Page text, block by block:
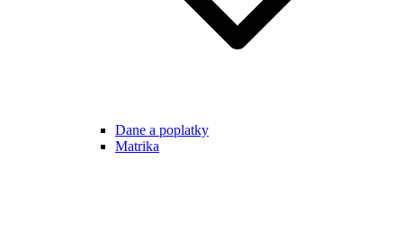
Dane a poplatky
Matrika